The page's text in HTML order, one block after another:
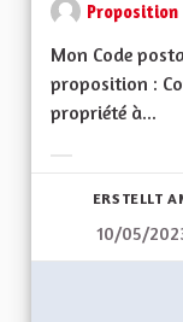
Proposition
Mon Code
proposition :
propriété à...
ERSTELLT
10/05/